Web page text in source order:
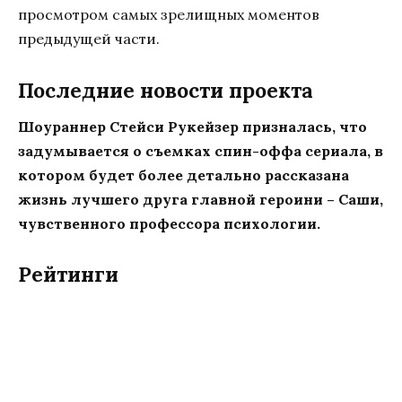
просмотром самых зрелищных моментов
предыдущей части.
Последние новости проекта
Шоураннер Стейси Рукейзер призналась, что
задумывается о съемках спин-оффа сериала, в
котором будет более детально рассказана
жизнь лучшего друга главной героини – Саши,
чувственного профессора психологии.
Рейтинги